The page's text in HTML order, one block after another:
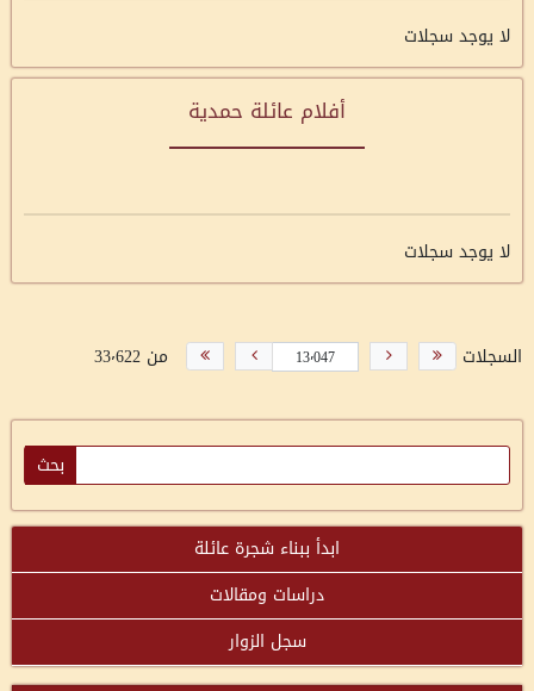
لا يوجد سجلات
أفلام عائلة حمدية
لا يوجد سجلات
السجلات من 33٬622
ابدأ ببناء شجرة عائلة
دراسات ومقالات
سجل الزوار